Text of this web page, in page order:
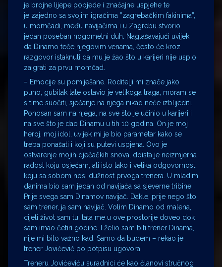
je brojne lijepe pobjede i značajne uspjehe te
je zajedno sa svojim igračima ”zagrebačkim fakinima”,
u momčadi, među navijačima i u Zagrebu stvorio
jedan poseban nogometni duh. Naglašavajući uvijek
da Dinamo teče njegovim venama, često će kroz
razgovor istaknuti da mu je žao što u karijeri nije uspio
zaigrati za prvu momčad.
– Emocije su pomiješane. Roditelji mi znače jako
puno, gubitak tate ostavio je velikoga traga, moram se
s time suočiti, sjećanje na njega nikad neće izblijediti.
Ponosan sam na njega, na sve što je učinio u karijeri i
na sve što je dao Dinamu u tih 10 godina. On je moj
heroj, moj idol, uvijek mi je bio parametar kako se
treba ponašati i koji su putevi uspjeha. Ovo je
ostvarenje mojih dječačkih snova, doista je neizmjerna
radost koju osjećam, ali isto tako i velika odgovornost
koju sa sobom nosi dužnost prvoga trenera. U mladim
danima bio sam jedan od navijača sa sjeverne tribine.
Prije svega sam Dinamov navijač. Dakle, prije nego što
sam trener, ja sam navijač. Volim Dinamo od malena,
cijeli život sam tu, tata me u ove prostorije doveo dok
sam imao četiri godine. I želio sam biti trener Dinama,
nije mi bilo važno kad. Samo da budem – rekao je
trener Jovićević po potpisu ugovora.
Treneru Jovićeviću suradnici će kao članovi stručnog